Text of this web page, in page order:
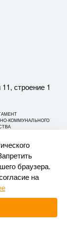
строение 1
КОММУНАЛЬНОГО
браузера.
на